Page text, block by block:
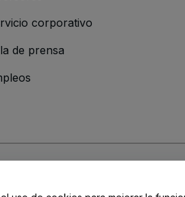
corporativo
de prensa